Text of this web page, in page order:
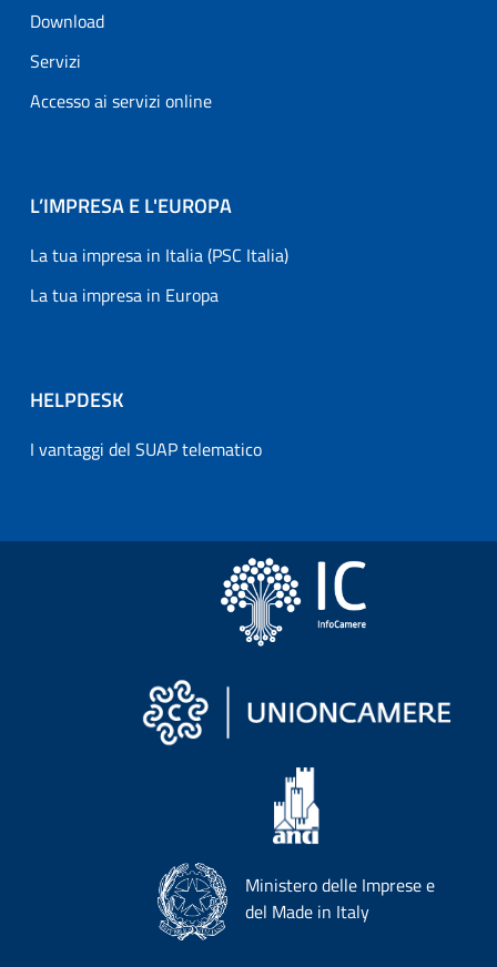
Download
Servizi
Accesso ai servizi online
L’IMPRESA E L'EUROPA
La tua impresa in Italia (PSC Italia)
La tua impresa in Europa
HELPDESK
I vantaggi del SUAP telematico
Ministero delle Imprese e
del Made in Italy